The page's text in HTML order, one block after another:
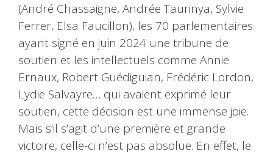
(André Chassaigne, Andrée Taurinya, Sylvie
Ferrer, Elsa Faucillon), les 70 parlementaires
ayant signé en juin 2024 une tribune de
soutien et les intellectuels comme Annie
Ernaux, Robert Guédiguian, Frédéric Lordon,
Lydie Salvayre… qui avaient exprimé leur
soutien, cette décision est une immense joie.
Mais s’il s’agit d’une première et grande
victoire, celle-ci n’est pas absolue. En effet, le